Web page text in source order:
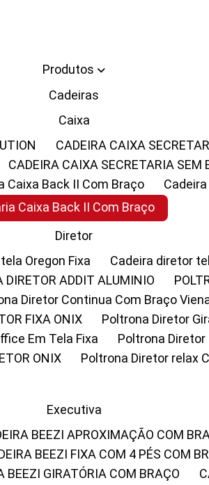
Produtos
Cadeiras
Caixa
CADEIRA CAIXA
CADEIRA CAIXA SECRETARIA SEM
Caixa Back II Com Braço
Caixa Back II Com Braço
Diretor
Oregon Fixa
Cadeira diretor
DIRETOR ADDIT ALUMINIO
Diretor Continua Com Braço
FIXA ONIX
Poltrona Diretor
Em Tela Fixa
Poltrona
ONIX
Poltrona Diretor relax
Executiva
BEEZI APROXIMAÇÃO COM
BEEZI FIXA COM 4 PÉS COM
BEEZI GIRATÓRIA COM BRAÇO